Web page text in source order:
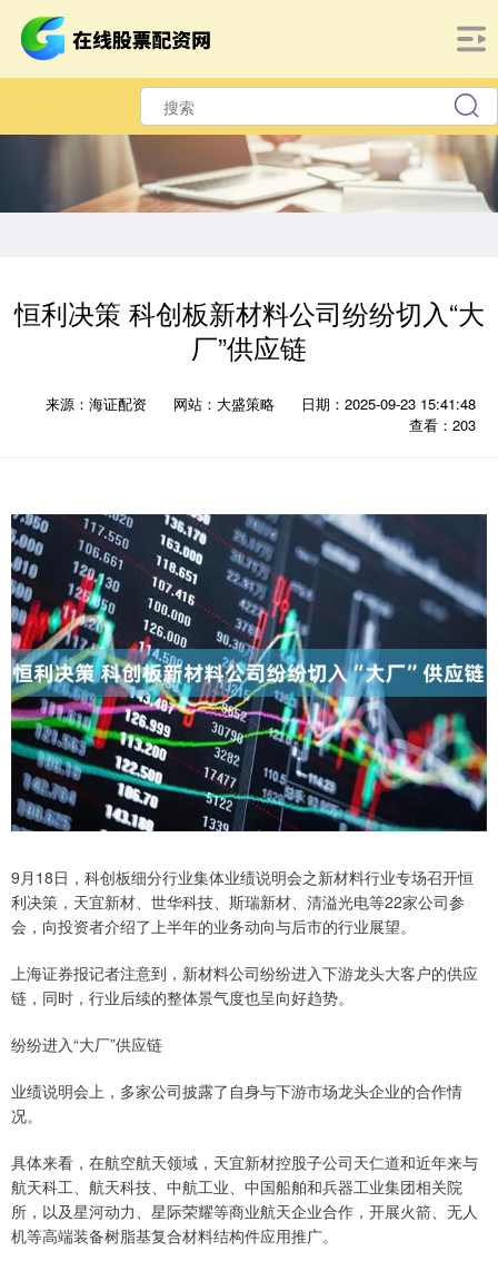
恒利决策 科创板新材料公司纷纷切入“大
厂”供应链
来源：海证配资 网站：大盛策略
日期：2025-09-23 15:41:48
查看：203
9月18日，科创板细分行业集体业绩说明会之新材料行业专场召开恒
利决策，天宜新材、世华科技、斯瑞新材、清溢光电等22家公司参
会，向投资者介绍了上半年的业务动向与后市的行业展望。
上海证券报记者注意到，新材料公司纷纷进入下游龙头大客户的供应
链，同时，行业后续的整体景气度也呈向好趋势。
纷纷进入“大厂”供应链
业绩说明会上，多家公司披露了自身与下游市场龙头企业的合作情
况。
具体来看，在航空航天领域，天宜新材控股子公司天仁道和近年来与
航天科工、航天科技、中航工业、中国船舶和兵器工业集团相关院
所，以及星河动力、星际荣耀等商业航天企业合作，开展火箭、无人
机等高端装备树脂基复合材料结构件应用推广。